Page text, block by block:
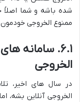
شده باشه و شما اصلاً
ممنوع الخروجی خودمون
۶.۱. سامانه
الخروجی
در سال های اخیر،
الخروجی آنلاین بشه،